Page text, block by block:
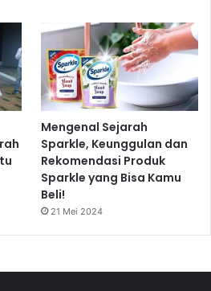
Mengenal Sejarah
Sparkle, Keunggulan dan
Rekomendasi Produk
Sparkle yang Bisa Kamu
Beli!
21 Mei 2024